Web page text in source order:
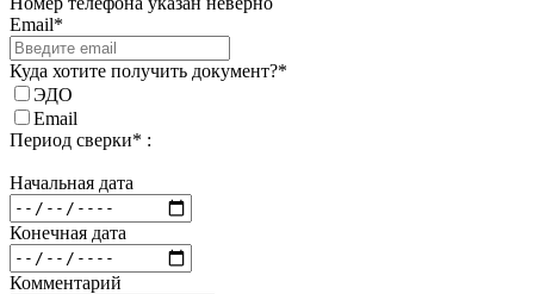
Email*
Куда хотите получить документ?*
ЭДО
Email
Период сверки* :
Начальная дата
Конечная дата
Комментарий